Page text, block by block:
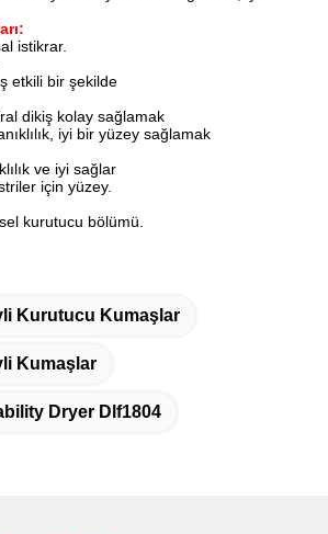
istikrar.
etkili bir şekilde
dikiş kolay sağlamak
iyi bir yüzey sağlamak
ve iyi sağlar
için yüzey.
kurutucu bölümü.
Kurutucu Kumaşlar
Kumaşlar
Dryer Dlf1804